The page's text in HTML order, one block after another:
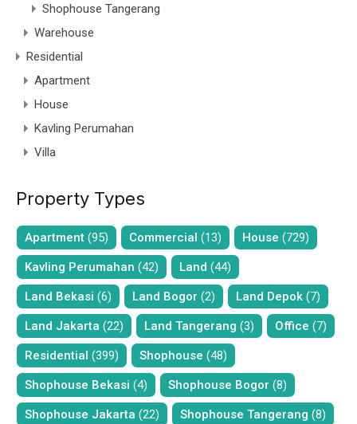
Shophouse Tangerang
Warehouse
Residential
Apartment
House
Kavling Perumahan
Villa
Property Types
Apartment (95) Commercial (13) House (729)
Kavling Perumahan (42) Land (44)
Land Bekasi (6) Land Bogor (2) Land Depok (7)
Land Jakarta (22) Land Tangerang (3) Office (7)
Residential (399) Shophouse (48)
Shophouse Bekasi (4) Shophouse Bogor (8)
Shophouse Jakarta (22) Shophouse Tangerang (8)